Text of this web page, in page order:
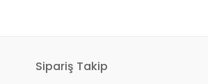
Sipariş Takip